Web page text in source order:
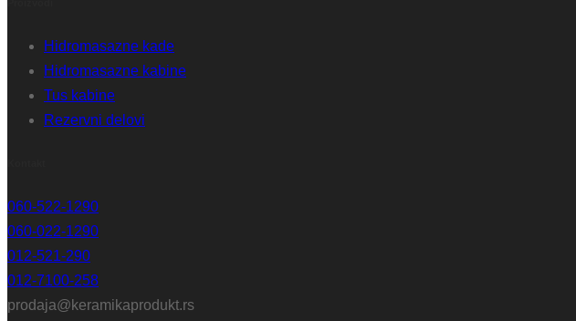
Hidromasazne kade
Hidromasazne kabine
Tus kabine
Rezervni delovi
060-522-1290
060-022-1290
012-521-290
012-7100-258
prodaja@keramikaprodukt.rs